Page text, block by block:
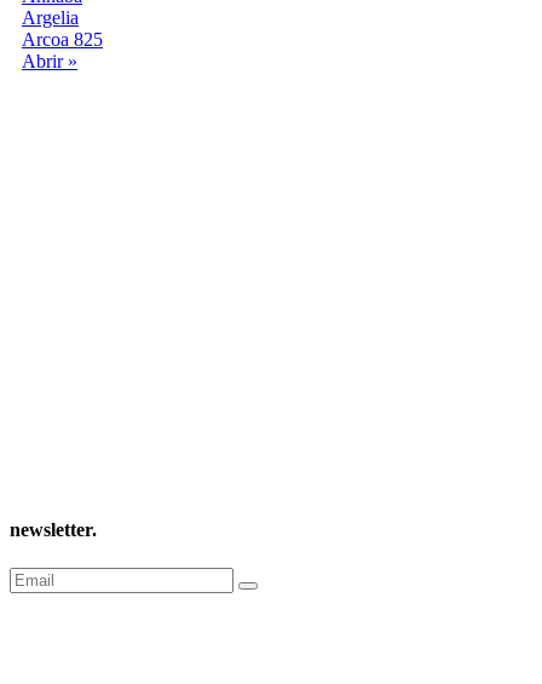
Argelia
Arcoa 825
Abrir »
newsletter.